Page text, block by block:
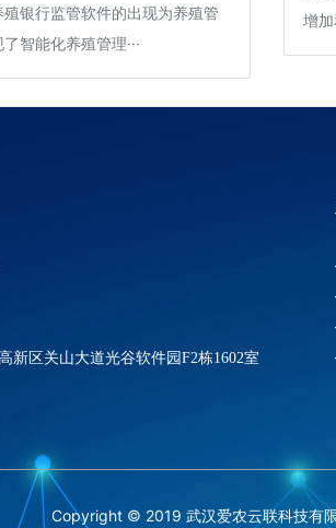
银行监管软件的出现为养殖管
智能化养殖管理···
增加
新区关山大道光谷软件园F2栋1602室
Copyright © 2019 武汉爱农云联科技有